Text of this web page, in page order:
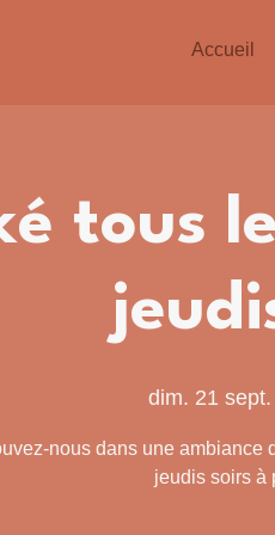
Accueil
tous
dim. 21 sept.
nous dans une ambiance
jeudis soirs à